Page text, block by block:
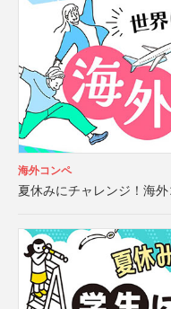
海外コンペ
夏休みにチャレンジ！海